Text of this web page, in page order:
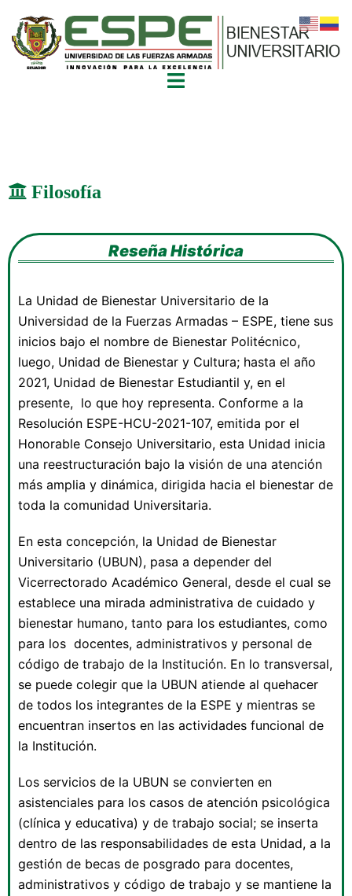
Filosofía
Reseña Histórica
La Unidad de Bienestar Universitario de la
Universidad de la Fuerzas Armadas – ESPE, tiene sus
inicios bajo el nombre de Bienestar Politécnico,
luego, Unidad de Bienestar y Cultura; hasta el año
2021, Unidad de Bienestar Estudiantil y, en el
presente, lo que hoy representa. Conforme a la
Resolución ESPE-HCU-2021-107, emitida por el
Honorable Consejo Universitario, esta Unidad inicia
una reestructuración bajo la visión de una atención
más amplia y dinámica, dirigida hacia el bienestar de
toda la comunidad Universitaria.
En esta concepción, la Unidad de Bienestar
Universitario (UBUN), pasa a depender del
Vicerrectorado Académico General, desde el cual se
establece una mirada administrativa de cuidado y
bienestar humano, tanto para los estudiantes, como
para los docentes, administrativos y personal de
código de trabajo de la Institución. En lo transversal,
se puede colegir que la UBUN atiende al quehacer
de todos los integrantes de la ESPE y mientras se
encuentran insertos en las actividades funcional de
la Institución.
Los servicios de la UBUN se convierten en
asistenciales para los casos de atención psicológica
(clínica y educativa) y de trabajo social; se inserta
dentro de las responsabilidades de esta Unidad, a la
gestión de becas de posgrado para docentes,
administrativos y código de trabajo y se mantiene la